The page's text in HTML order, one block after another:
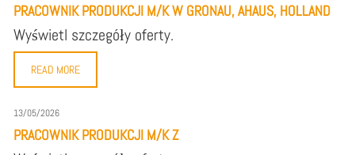
PRACOWNIK PRODUKCJI M/K W GRONAU, AHAUS, HOLLAND
Wyświetl szczegóły oferty.
READ MORE
13/05/2026
PRACOWNIK PRODUKCJI M/K Z